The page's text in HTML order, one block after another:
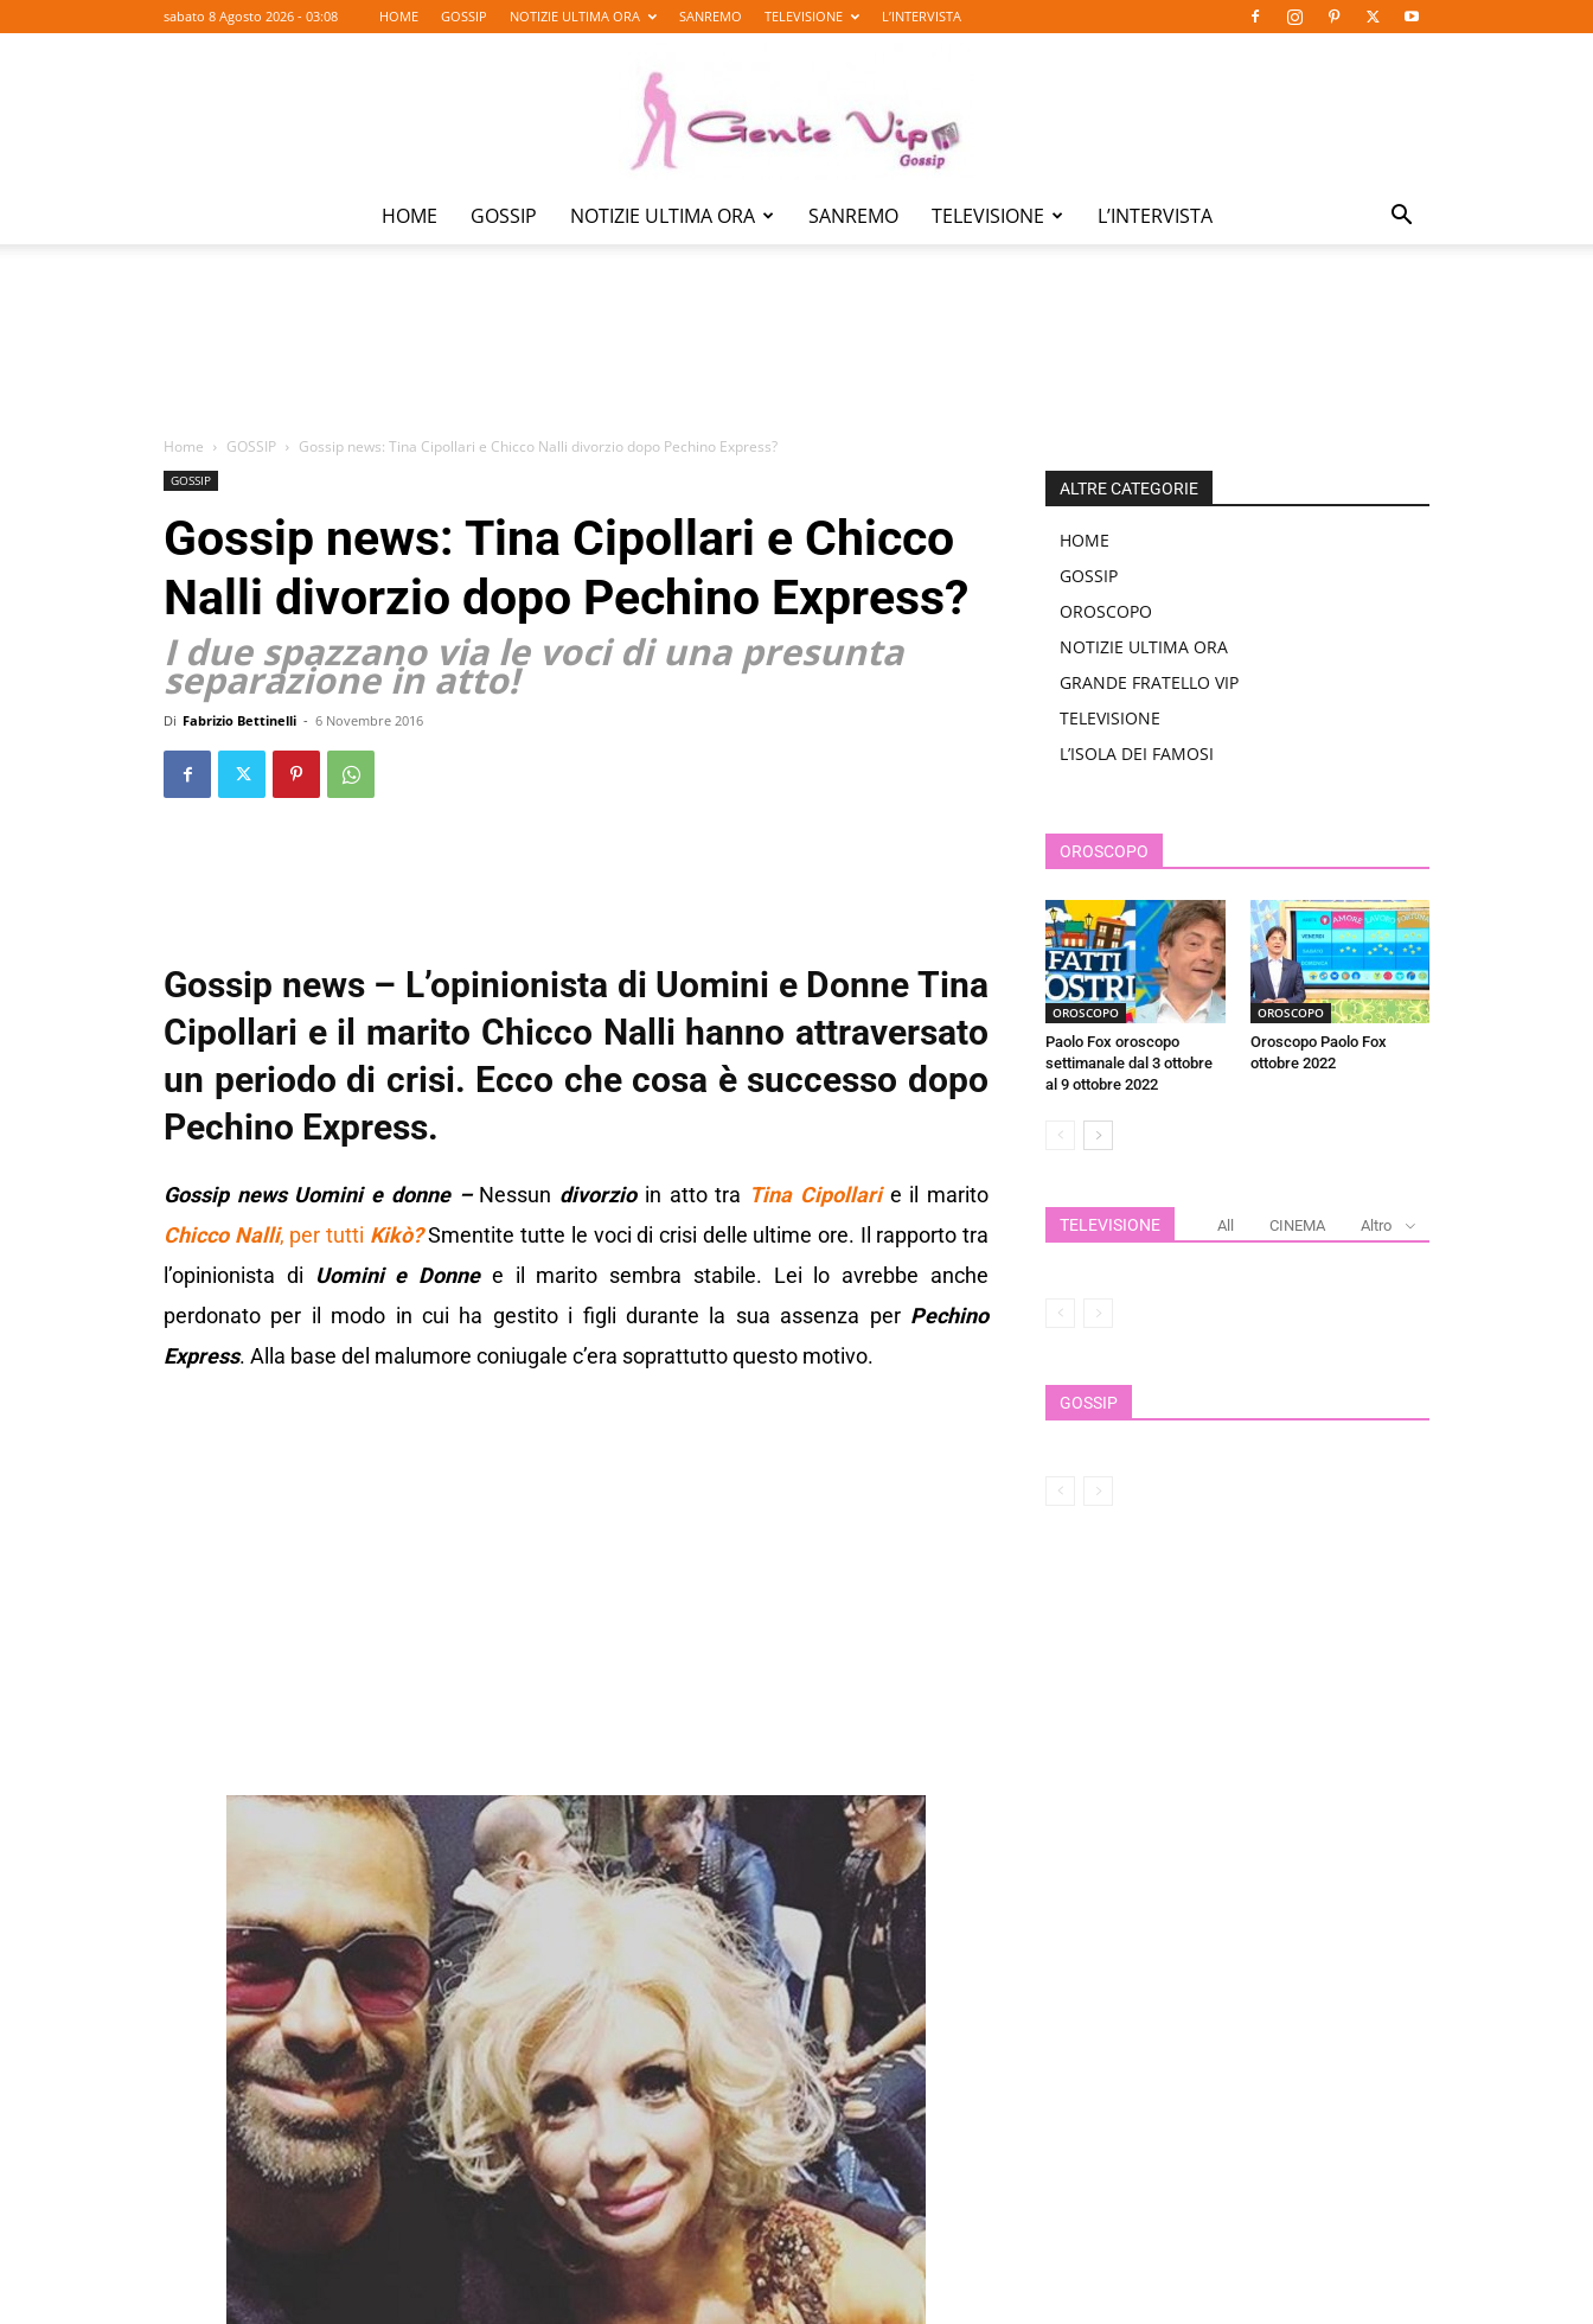
sabato 8 Agosto 2026 - 03:08 HOME GOSSIP NOTIZIE ULTIMA ORA SANREMO TELEVISIONE L’INTERVISTA
HOME GOSSIP NOTIZIE ULTIMA ORA SANREMO TELEVISIONE L’INTERVISTA
Home GOSSIP Gossip news: Tina Cipollari e Chicco Nalli divorzio dopo Pechino Express?
GOSSIP
Gossip news: Tina Cipollari e Chicco
Nalli divorzio dopo Pechino Express?
I due spazzano via le voci di una presunta
separazione in atto!
Di Fabrizio Bettinelli - 6 Novembre 2016
Gossip news – L’opinionista di Uomini e Donne Tina
Cipollari e il marito Chicco Nalli hanno attraversato
un periodo di crisi. Ecco che cosa è successo dopo
Pechino Express.
Gossip news Uomini e donne –Nessun divorzio in atto tra Tina Cipollari e il marito
Chicco Nalli, per tutti Kikò?Smentite tutte le voci di crisi delle ultime ore. Il rapporto tra
l’opinionista di
Uomini e Donnee il marito sembra stabile. Lei lo avrebbe anche
perdonato per il modo in cui ha gestito i figli durante la sua assenza perPechino
Express. Alla base del malumore coniugale c’era soprattutto questo motivo.
ALTRE CATEGORIE
HOME
GOSSIP
OROSCOPO
NOTIZIE ULTIMA ORA
GRANDE FRATELLO VIP
TELEVISIONE
L’ISOLA DEI FAMOSI
OROSCOPO
OROSCOPO
Paolo Fox oroscopo
settimanale dal 3 ottobre
al 9 ottobre 2022
OROSCOPO
Oroscopo Paolo Fox
ottobre 2022
TELEVISIONE All CINEMA Altro
GOSSIP